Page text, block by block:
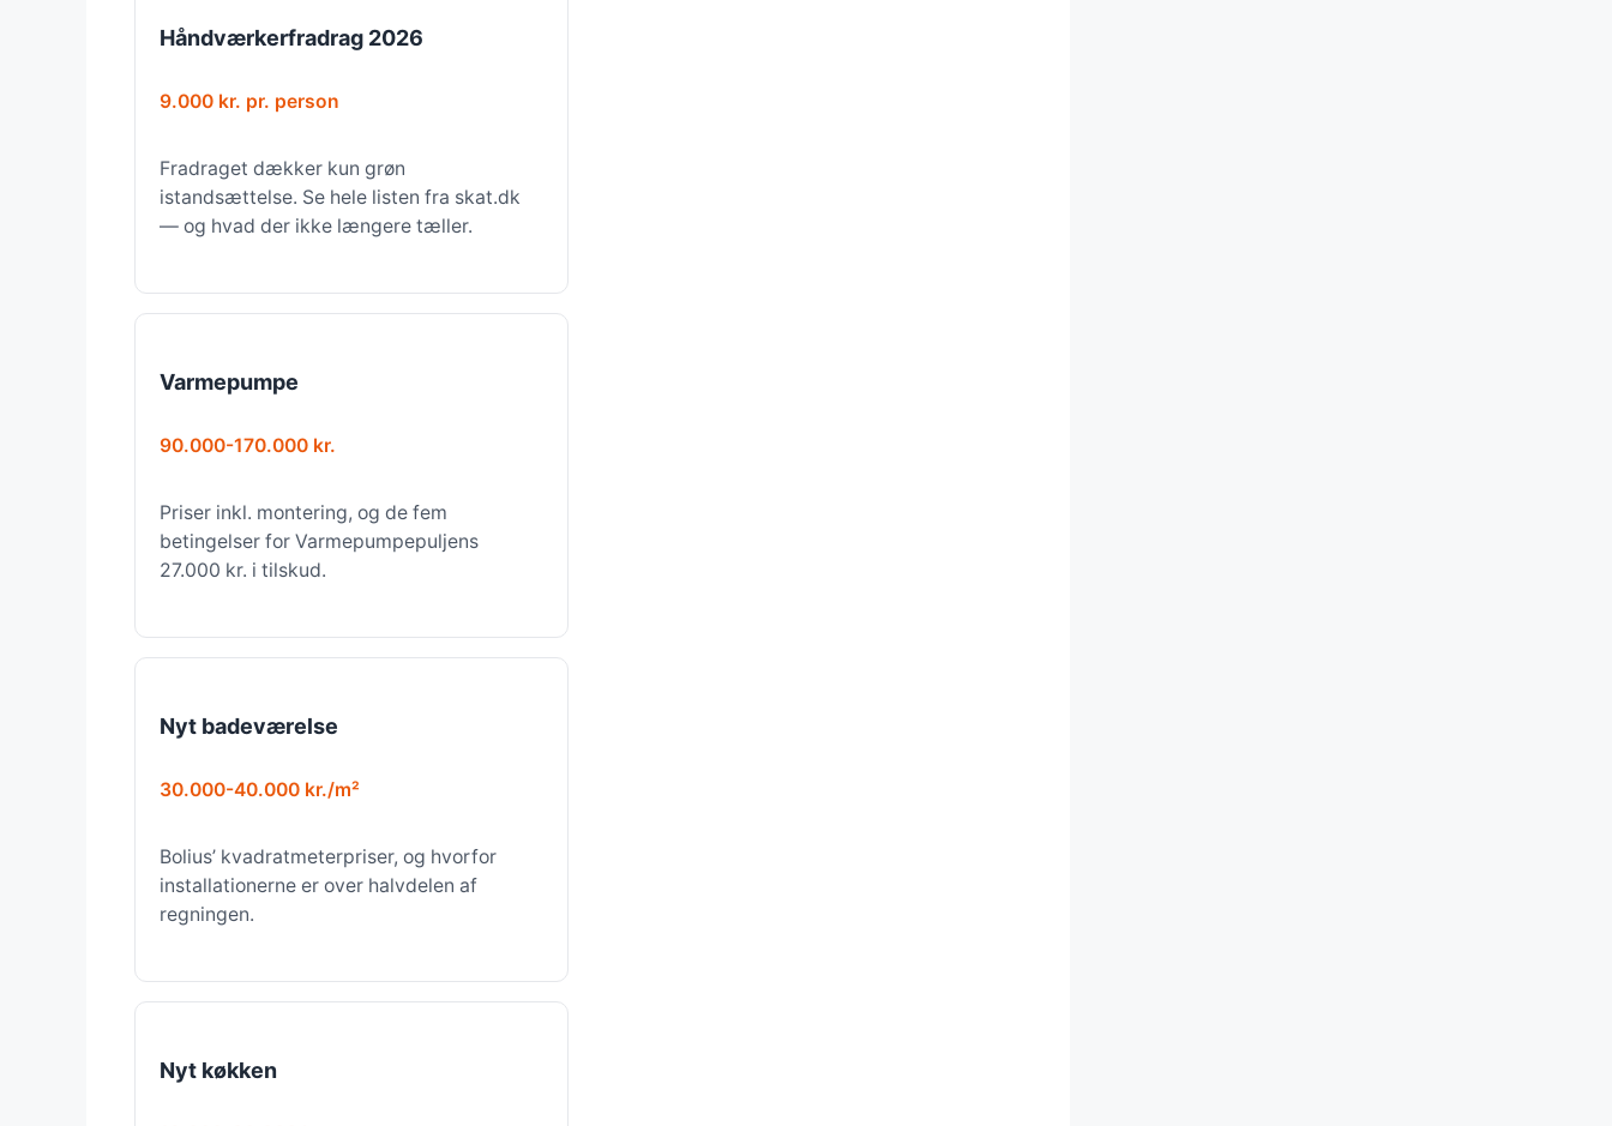
Håndværkerfradrag 2026
9.000 kr. pr. person
Fradraget dækker kun grøn
istandsættelse. Se hele listen fra skat.dk
— og hvad der ikke længere tæller.
Varmepumpe
90.000-170.000 kr.
Priser inkl. montering, og de fem
betingelser for Varmepumpepuljens
27.000 kr. i tilskud.
Nyt badeværelse
30.000-40.000 kr./m²
Bolius’ kvadratmeterpriser, og hvorfor
installationerne er over halvdelen af
regningen.
Nyt køkken